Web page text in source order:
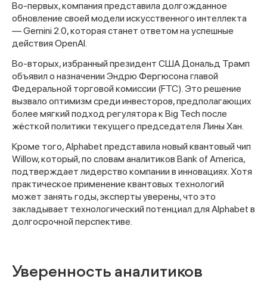
Во-первых, компания представила долгожданное
обновление своей модели искусственного интеллекта
— Gemini 2.0, которая станет ответом на успешные
действия OpenAI.
Во-вторых, избранный президент США Дональд Трамп
объявил о назначении Эндрю Фергюсона главой
Федеральной торговой комиссии (FTC). Это решение
вызвало оптимизм среди инвесторов, предполагающих
более мягкий подход регулятора к Big Tech после
жёсткой политики текущего председателя Лины Хан.
Кроме того, Alphabet представила новый квантовый чип
Willow, который, по словам аналитиков Bank of America,
подтверждает лидерство компании в инновациях. Хотя
практическое применение квантовых технологий
может занять годы, эксперты уверены, что это
закладывает технологический потенциал для Alphabet в
долгосрочной перспективе.
Уверенность аналитиков